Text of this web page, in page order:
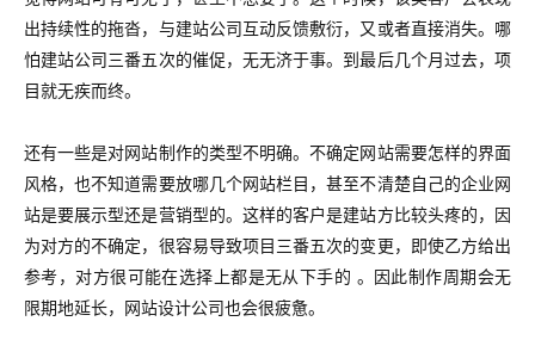
出持续性的拖沓，与建站公司互动反馈敷衍，又或者直接消失。哪
怕建站公司三番五次的催促，无无济于事。到最后几个月过去，项
目就无疾而终。
还有一些是对网站制作的类型不明确。不确定网站需要怎样的界面
风格，也不知道需要放哪几个网站栏目，甚至不清楚自己的企业网
站是要展示型还是营销型的。这样的客户是建站方比较头疼的，因
为对方的不确定，很容易导致项目三番五次的变更，即使乙方给出
参考，对方很可能在选择上都是无从下手的 。因此制作周期会无
限期地延长，网站设计公司也会很疲惫。